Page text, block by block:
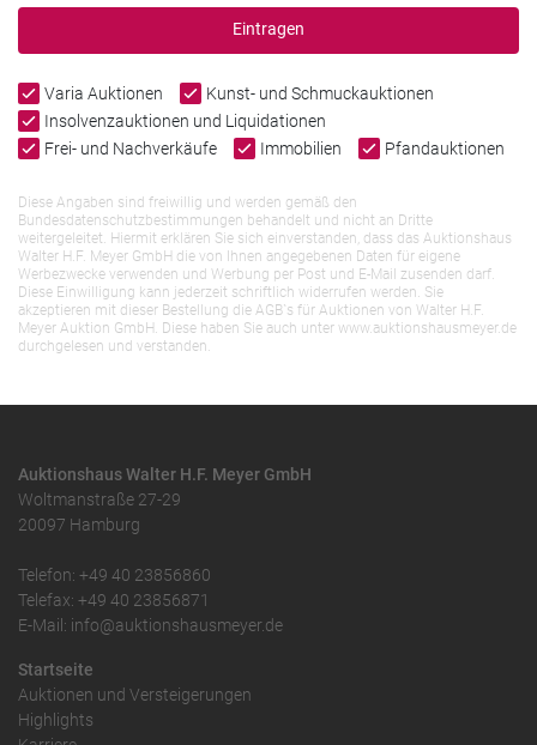
Eintragen
Varia Auktionen
Kunst- und Schmuckauktionen
Insolvenzauktionen und Liquidationen
Frei- und Nachverkäufe
Immobilien Pfandauktionen
Diese Angaben sind freiwillig und werden gemäß den
Bundesdatenschutzbestimmungen behandelt und nicht an Dritte
weitergeleitet. Hiermit erklären Sie sich einverstanden, dass das Auktionshaus
Walter H.F. Meyer GmbH die von Ihnen angegebenen Daten für eigene
Werbezwecke verwenden und Werbung per Post und E-Mail zusenden darf.
Diese Einwilligung kann jederzeit schriftlich widerrufen werden. Sie
akzeptieren mit dieser Bestellung die AGB`s für Auktionen von Walter H.F.
Meyer Auktion GmbH. Diese haben Sie auch unter www.auktionshausmeyer.de
durchgelesen und verstanden.
Auktionshaus Walter H.F. Meyer GmbH
Woltmanstraße 27-29
20097 Hamburg
Telefon: +49 40 23856860
Telefax: +49 40 23856871
E-Mail: info@auktionshausmeyer.de
Startseite
Auktionen und Versteigerungen
Highlights